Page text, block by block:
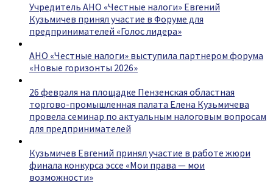
Учредитель АНО «Честные налоги» Евгений
Кузьмичев принял участие в Форуме для
предпринимателей «Голос лидера»
АНО «Честные налоги» выступила партнером форума
«Новые горизонты 2026»
26 февраля на площадке Пензенская областная
торгово-промышленная палата Елена Кузьмичева
провела семинар по актуальным налоговым вопросам
для предпринимателей
Кузьмичев Евгений принял участие в работе жюри
финала конкурса эссе «Мои права — мои
возможности»